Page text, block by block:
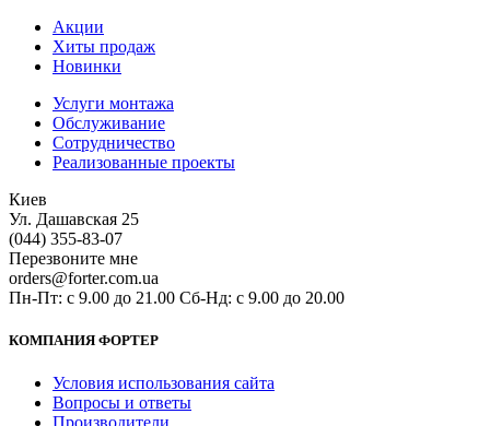
Акции
Хиты продаж
Новинки
Услуги монтажа
Обслуживание
Сотрудничество
Реализованные проекты
Киев
Ул. Дашавская 25
(044) 355-83-07
Перезвоните мне
orders@forter.com.ua
Пн-Пт: с 9.00 до 21.00 Сб-Нд: с 9.00 до 20.00
КОМПАНИЯ ФОРТЕР
Условия использования сайта
Вопросы и ответы